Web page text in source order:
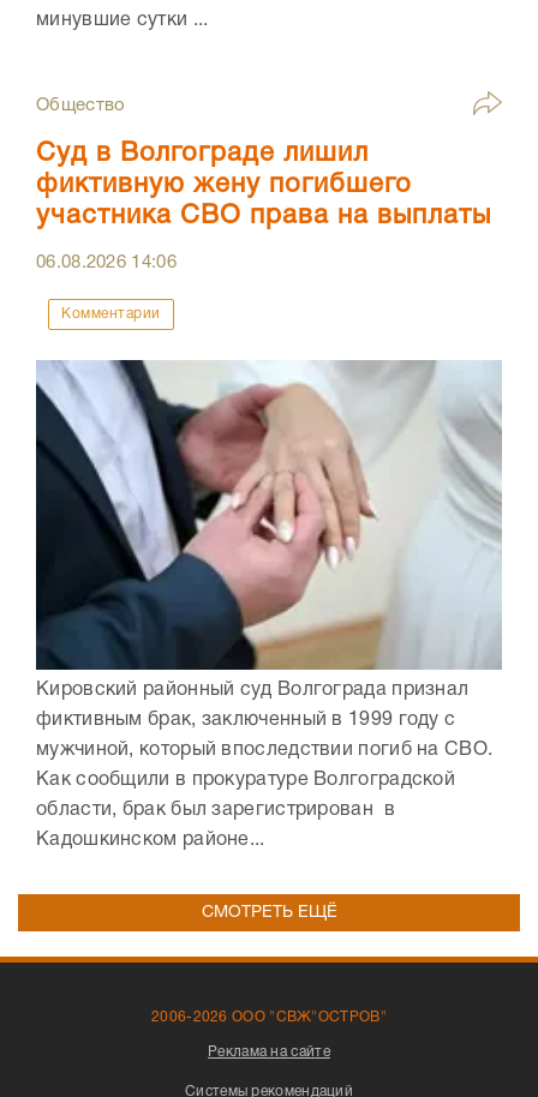
минувшие сутки ...
Общество
Суд в Волгограде лишил
фиктивную жену погибшего
участника СВО права на выплаты
06.08.2026 14:06
Комментарии
Кировский районный суд Волгограда признал
фиктивным брак, заключенный в 1999 году с
мужчиной, который впоследствии погиб на СВО.
Как сообщили в прокуратуре Волгоградской
области, брак был зарегистрирован в
Кадошкинском районе...
СМОТРЕТЬ ЕЩЁ
2006-2026 ООО "СВЖ"ОСТРОВ"
Реклама на сайте
Системы рекомендаций